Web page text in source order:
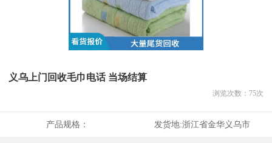
义乌上门回收毛巾电话 当场结算
浏览次数： 75次
产品规格： 发货地:浙江省金华义乌市